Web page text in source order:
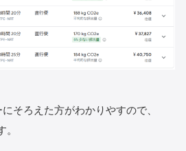
そろえた方がわかりやすので、